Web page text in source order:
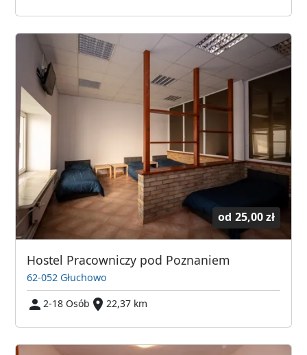
od 25,00 zł
Hostel Pracowniczy pod Poznaniem
62-052 Głuchowo
2-18 Osób
22,37 km